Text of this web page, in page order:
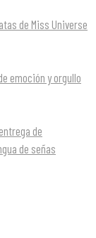
de Miss Universe
emoción y orgullo
de
de señas